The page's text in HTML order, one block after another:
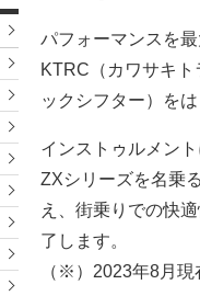
パフォーマンスを
KTRC（カワサキ
ックシフター）を
インストゥルメン
ZXシリーズを名乗
え、街乗りでの快
了します。
（※）2023年8月現